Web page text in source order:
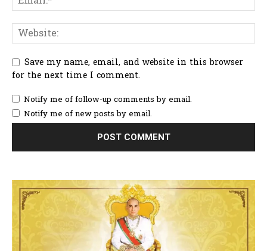
Save my name, email, and website in this browser
for the next time I comment.
Notify me of follow-up comments by email.
Notify me of new posts by email.